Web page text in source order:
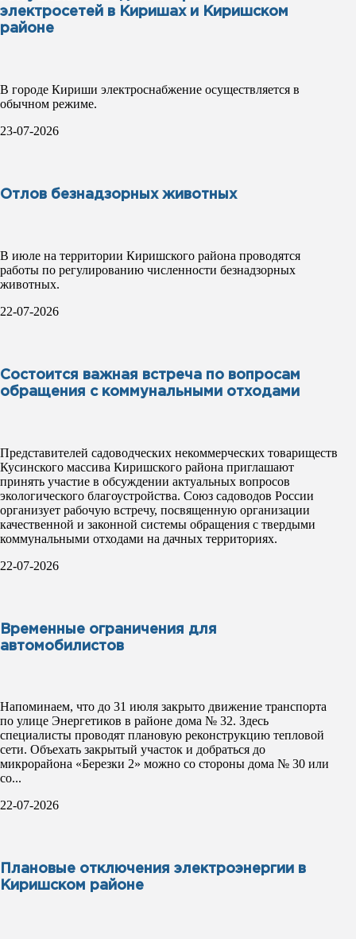
электросетей в Киришах и Киришском
районе
В городе Кириши электроснабжение осуществляется в
обычном режиме.
23-07-2026
Отлов безнадзорных животных
В июле на территории Киришского района проводятся
работы по регулированию численности безнадзорных
животных.
22-07-2026
Состоится важная встреча по вопросам
обращения с коммунальными отходами
Представителей садоводческих некоммерческих товариществ
Кусинского массива Киришского района приглашают
принять участие в обсуждении актуальных вопросов
экологического благоустройства. Союз садоводов России
организует рабочую встречу, посвященную организации
качественной и законной системы обращения с твердыми
коммунальными отходами на дачных территориях.
22-07-2026
Временные ограничения для
автомобилистов
Напоминаем, что до 31 июля закрыто движение транспорта
по улице Энергетиков в районе дома № 32. Здесь
специалисты проводят плановую реконструкцию тепловой
сети. Объехать закрытый участок и добраться до
микрорайона «Березки 2» можно со стороны дома № 30 или
со...
22-07-2026
Плановые отключения электроэнергии в
Киришском районе